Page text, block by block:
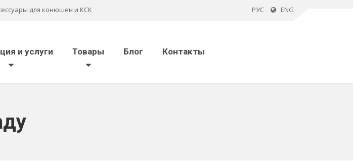
для конюшен и КСК РУС ENG
и услуги Товары Блог Контакты